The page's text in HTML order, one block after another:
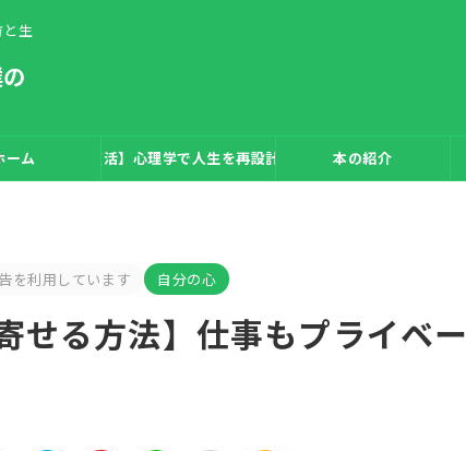
生
ーム
うつ病からの復活】心理学で人生を再設計した僕のリアルストーリー
本の紹介
を利用しています
自分の心
せる方法】仕事もプライベー